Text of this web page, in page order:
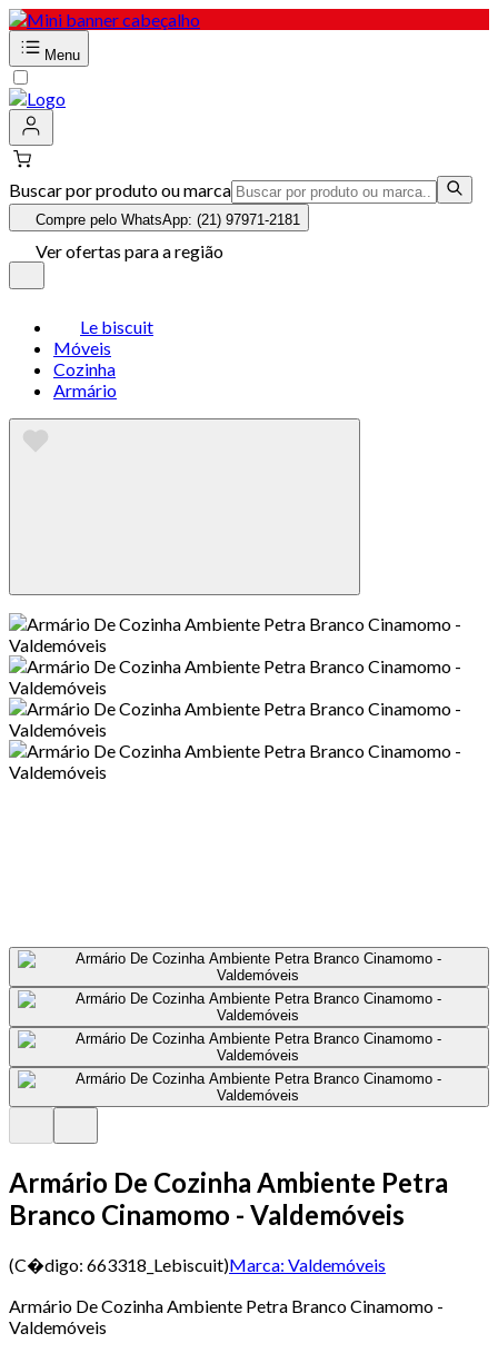
Menu
Buscar por produto ou marca
Compre pelo WhatsApp: (21) 97971-2181
Ver ofertas para a região
Le biscuit
Móveis
Cozinha
Armário
Armário De Cozinha Ambiente Petra
Branco Cinamomo - Valdemóveis
(C�digo: 663318_Lebiscuit)Marca: Valdemóveis
Armário De Cozinha Ambiente Petra Branco Cinamomo -
Valdemóveis